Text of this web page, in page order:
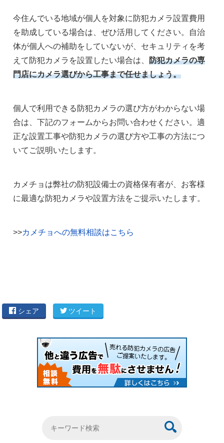
今住んでいる地域が個人を対象に防犯カメラ設置費用
を助成している場合は、ぜひ活用してください。自治
体が個人への補助をしていないが、セキュリティを考
えて防犯カメラを設置したい場合は、防犯カメラの専
門店にカメラ選びから工事まで任せましょう。
個人で利用できる防犯カメラの選び方がわからない場
合は、下記のフォームからお問い合わせください。適
正な設置工事や防犯カメラの選び方や工事の方法につ
いてご説明いたします。
カメチョは弊社の防犯設備士の資格保有者が、お客様
に最適な防犯カメラや設置方法をご提示いたします。
>>カメチョへの無料相談はこちら
シェア ツイート